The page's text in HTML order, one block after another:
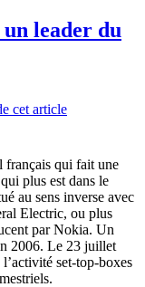
leader du
français qui fait une
plus est dans le
au sens inverse avec
Electric, ou plus
par Nokia. Un
2006. Le 23 juillet
set-top-boxes